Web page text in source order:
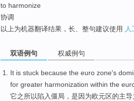
to harmonize
协调
以上为机器翻译结果，长、整句建议使用 人
双语例句 权威例句
It is stuck because the euro zone's
for greater harmonization within the
它之所以陷入僵局， 是因为欧元区的主导